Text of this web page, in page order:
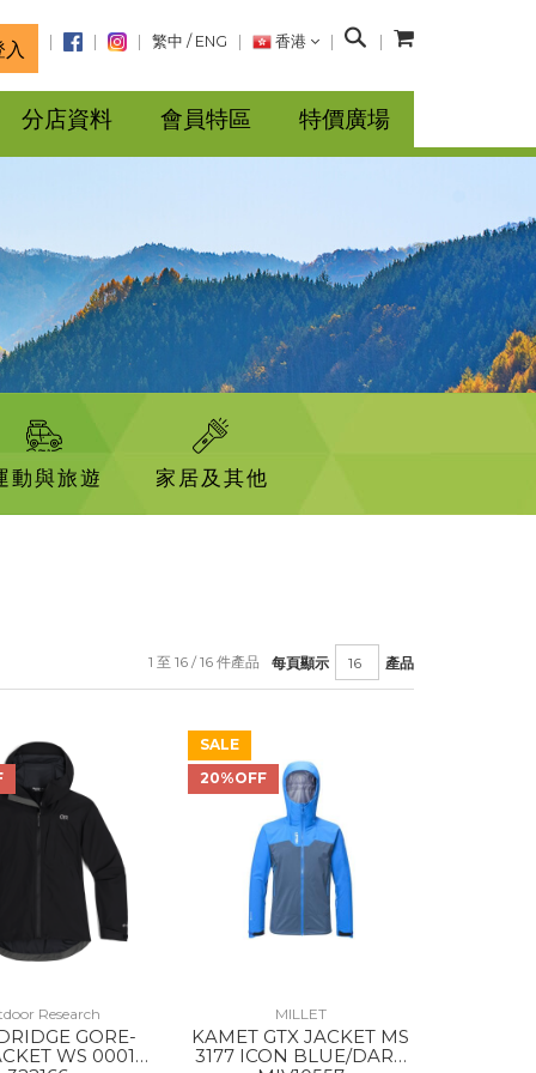
入 繁中 / ENG 香港
搜
分店資料 會員特區 特價廣場
動與旅遊 家居及其他
每頁顯示 產品
1 至 16 / 16 件產品
Research
GORE-
WS 0001
SALE
20%OFF
MILLET
KAMET GTX JACKET MS
3177 ICON BLUE/DARK